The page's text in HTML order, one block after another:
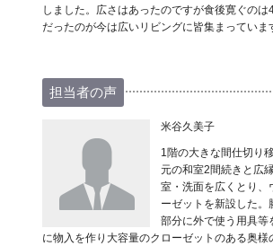
しました。広さはあったのですが食後寛ぐのは
だったのが今は広いリビングに皆集まっていま
担当者の声
米谷久美子
1階の大きな間仕切り
元の和室2間続きと広
室・洗面を広くとり、
ーゼットを新設した。
部分に外で使う用具等
に物入を作り大容量のクローゼットのある奥様